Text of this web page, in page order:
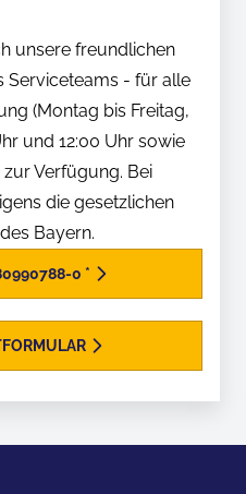
unsere freundlichen
Serviceteams - für alle
(Montag bis Freitag,
und 12:00 Uhr sowie
Verfügung. Bei
die gesetzlichen
Bayern.
0 *